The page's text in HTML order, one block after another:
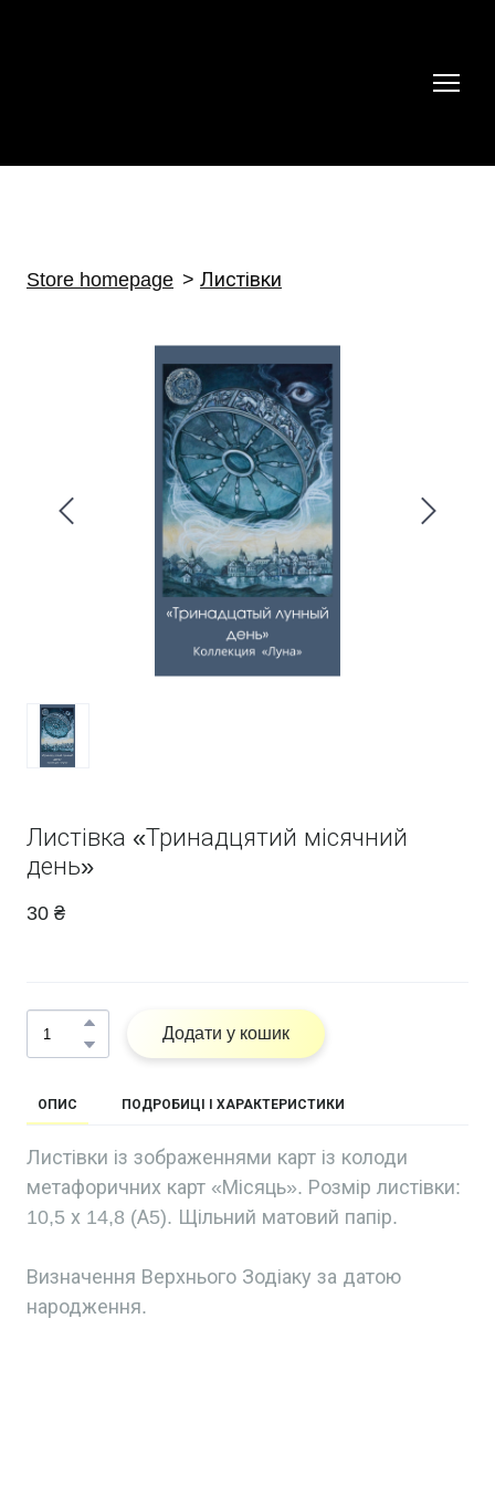
Store homepage Листівки
Листівка «Тринадцятий місячний
день»
30 ₴
Додати у кошик
ОПИС ПОДРОБИЦІ І ХАРАКТЕРИСТИКИ
Листівки із зображеннями карт із колоди
метафоричних карт «Місяць». Розмір листівки:
10,5 х 14,8 (А5). Щільний матовий папір.
Визначення Верхнього Зодіаку за датою
народження.